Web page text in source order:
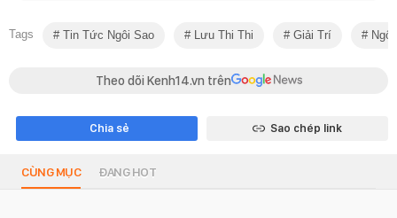
Tags Tin Tức Ngôi Sao Lưu Thi Thi Giải Trí Ngô
Theo dõi Kenh14.vn trên
Chia sẻ Sao chép link
CÙNG MỤC ĐANG HOT